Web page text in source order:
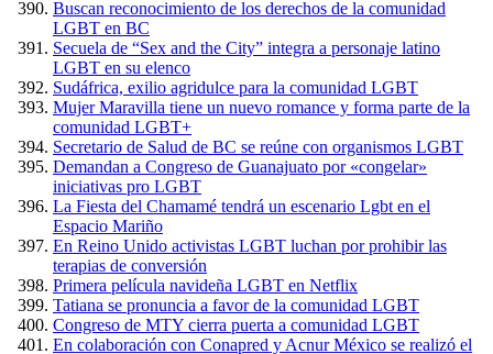
Buscan reconocimiento de los derechos de la comunidad
LGBT en BC
Secuela de “Sex and the City” integra a personaje latino
LGBT en su elenco
Sudáfrica, exilio agridulce para la comunidad LGBT
Mujer Maravilla tiene un nuevo romance y forma parte de la
comunidad LGBT+
Secretario de Salud de BC se reúne con organismos LGBT
Demandan a Congreso de Guanajuato por «congelar»
iniciativas pro LGBT
La Fiesta del Chamamé tendrá un escenario Lgbt en el
Espacio Mariño
En Reino Unido activistas LGBT luchan por prohibir las
terapias de conversión
Primera película navideña LGBT en Netflix
Tatiana se pronuncia a favor de la comunidad LGBT
Congreso de MTY cierra puerta a comunidad LGBT
En colaboración con Conapred y Acnur México se realizó el